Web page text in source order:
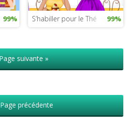
99% S’habiller pour le Thé 99%
Page suivante »
précédente